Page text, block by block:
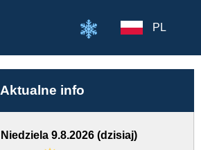
PL
Aktualne info
Niedziela 9.8.2026 (dzisiaj)